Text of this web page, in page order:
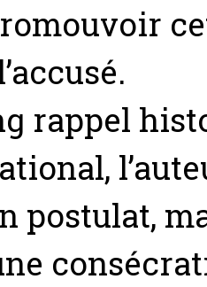
rappel
postulat,